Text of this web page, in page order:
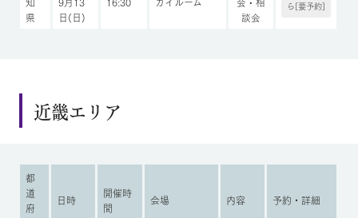
県
日(日)
談会
ら[要予約]
近畿エリア
都
道
府
日時
開催時
間
会場 内容 予約・詳細